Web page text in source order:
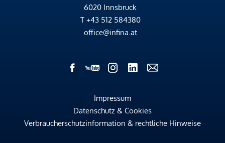
6020 Innsbruck
T +43 512 584380
office@infina.at
Impressum
Datenschutz & Cookies
Verbraucherschutzinformation & rechtliche Hinweise